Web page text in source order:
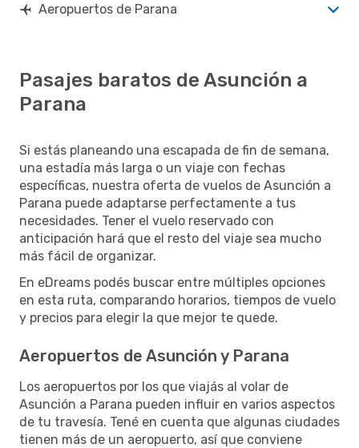
Aeropuertos de Parana
Pasajes baratos de Asunción a
Parana
Si estás planeando una escapada de fin de semana,
una estadía más larga o un viaje con fechas
específicas, nuestra oferta de vuelos de Asunción a
Parana puede adaptarse perfectamente a tus
necesidades. Tener el vuelo reservado con
anticipación hará que el resto del viaje sea mucho
más fácil de organizar.
En eDreams podés buscar entre múltiples opciones
en esta ruta, comparando horarios, tiempos de vuelo
y precios para elegir la que mejor te quede.
Aeropuertos de Asunción y Parana
Los aeropuertos por los que viajás al volar de
Asunción a Parana pueden influir en varios aspectos
de tu travesía. Tené en cuenta que algunas ciudades
tienen más de un aeropuerto, así que conviene